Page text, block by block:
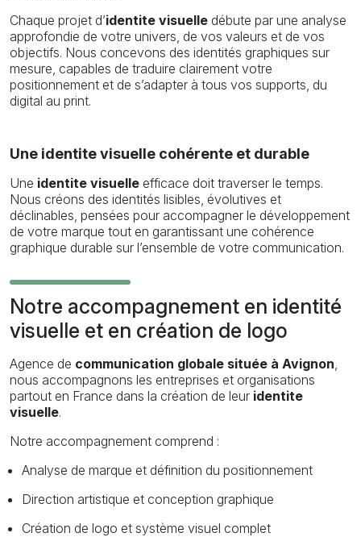
Chaque projet d’identite visuelle débute par une analyse
approfondie de votre univers, de vos valeurs et de vos
objectifs. Nous concevons des identités graphiques sur
mesure, capables de traduire clairement votre
positionnement et de s’adapter à tous vos supports, du
digital au print.
Une identite visuelle cohérente et durable
Une identite visuelle efficace doit traverser le temps.
Nous créons des identités lisibles, évolutives et
déclinables, pensées pour accompagner le développement
de votre marque tout en garantissant une cohérence
graphique durable sur l’ensemble de votre communication.
Notre accompagnement en identité
visuelle et en création de logo
Agence de communication globale située à Avignon
nous accompagnons les entreprises et organisations
partout en France dans la création de leur identite
visuelle.
Notre accompagnement comprend :
Analyse de marque et définition du positionnement
Direction artistique et conception graphique
Création de logo et système visuel complet